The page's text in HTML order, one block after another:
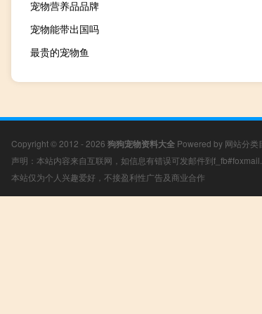
宠物营养品品牌
宠物能带出国吗
最贵的宠物鱼
Copyright © 2012 - 2026 狗狗宠物资料大全 Powered by 网站分类
声明：本站内容来自互联网，如信息有错误可发邮件到
本站仅为个人兴趣爱好，不接盈利性广告及商业合作